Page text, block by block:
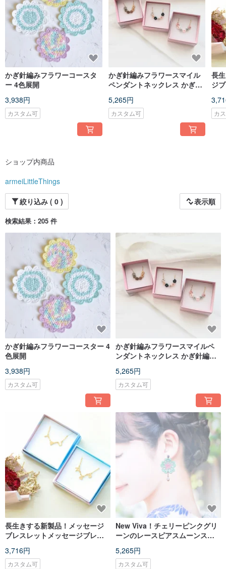
かぎ針編みフラワーコースタ
ー 4色展開
3,938円
カスタム可
かぎ針編みフラワースマイル
ペンダントネックレス かぎ針
ントネックレス
5,265円
カスタム可
長
ジ
ア
カ
ショップ内商品
armeiLittleThings
絞り込み ( 0 )
表示順
検索結果：205 件
かぎ針編みフラワーコースター 4
色展開
3,938円
カスタム可
かぎ針編みフラワースマイルペ
ンダントネックレス かぎ針編み
ックレス
5,265円
カスタム可
長生きする新製品！メッセージ
ブレスレットメッセージブレス
ァベット
3,716円
カスタム可
New Viva！チェリーピンクグリ
ーンのレースピアスムーンスト
5,265円
カスタム可